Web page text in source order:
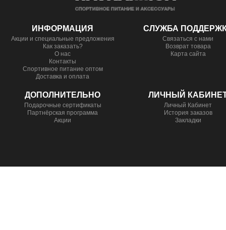
ИНФОРМАЦИЯ
Акции и специальные предложения
Как заказать?
О нас
Контакты
Спортивное питание оптом
Доставка и оплата
СЛУЖБА
Связаться с нами
Возврат товара
Карта сайта
ДОПОЛНИТЕЛЬНО
Подарочные сертификаты
Партнёрская программа
Акции
ЛИЧНЫЙ
Личный Кабинет
История заказов
Закладки